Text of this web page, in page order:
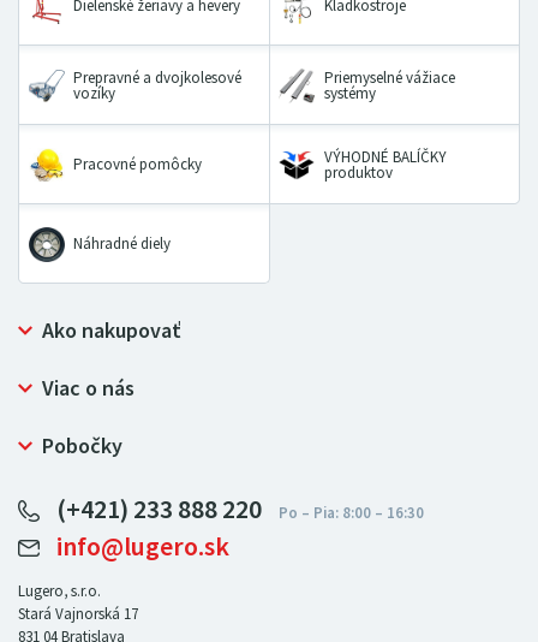
Dielenské žeriavy a hevery Kladkostroje
Prepravné a dvojkolesové
vozíky
Priemyselné vážiace
systémy
Pracovné pomôcky VÝHODNÉ BALÍČKY
produktov
Náhradné diely
Ako nakupovať
Prečo nakupovať u LUGERO
Ochrana osobných údajov
Viac o nás
Bezpečný nákup
Certifikát NATUR-PACK
Pre predajcov
Pobočky
LUGERO Nemecko
LUGERO Česká republika
LUGERO Maďarsko
LUGERO Rakousko
(+421) 233 888 220
info@lugero.sk
Lugero, s.r.o.
Stará Vajnorská 17
831 04Bratislava